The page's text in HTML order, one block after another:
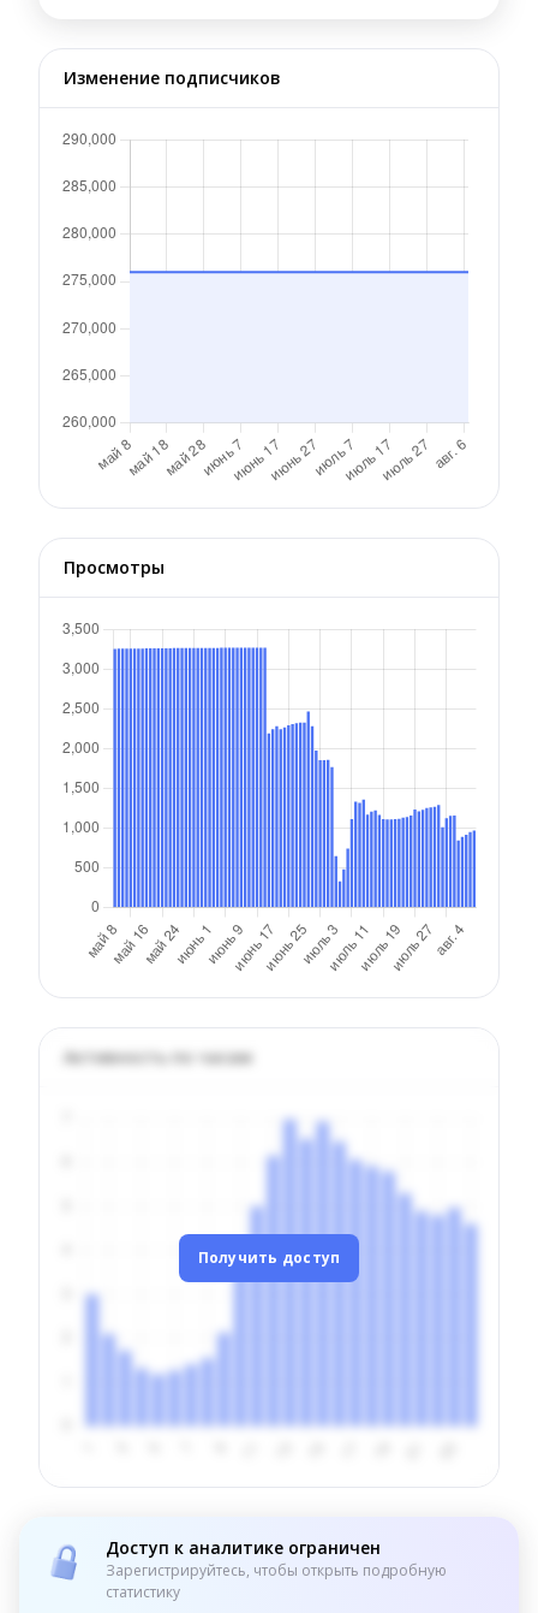
Изменение подписчиков
Просмотры
Активность по часам
Получить доступ
Доступ к аналитике ограничен
Зарегистрируйтесь, чтобы открыть подробную
статистику